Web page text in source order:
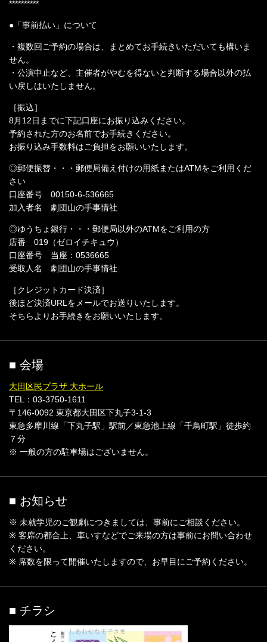
**********
●「事前払い」について
・複数回ご予約の場合は、まとめてお手続きいただいても構いま
せん。
・公演中止など、主催者がやむを得ないと判断する場合以外の払
い戻しはいたしません。
［振込］
8月12日までに下記口座にお振り込みください。
予約された方のお名前でお手続きください。
お振り込み手数料はご負担をお願いいたします。
◎郵便振替・・・郵便局備え付けの用紙またはATMをご利用くだ
さい
口座番号 00150-6-536665
加入者名 劇団山の手事情社
◎ゆうちょ銀行・・・郵便局以外のATMをご利用の方
店番 019（ゼロイチキュウ）
口座番号 当座：0536665
受取人名 劇団山の手事情社
［クレジットカード決済］
後ほど決済URLをメールでお送りいたします。
そちらよりお手続きをお願いいたします。
■ 会場
大田区民プラザ 大ホール
TEL：03-3750-1611
〒146-0092 東京都大田区下丸子3-1-3
東急多摩川線「下丸子駅」駅前／東急池上線「千鳥町駅」徒歩約
７分
※ 一般の方の駐車場はございません。
■ お知らせ
※ 未就学児のご観劇につきましては、事前にご相談ください。
※ 客席の都合上、車いすなどでご来場の方は事前にお問い合わせ
ください。
※ 席数を限って開催いたしますので、お早目にご予約ください。
■ チラシ